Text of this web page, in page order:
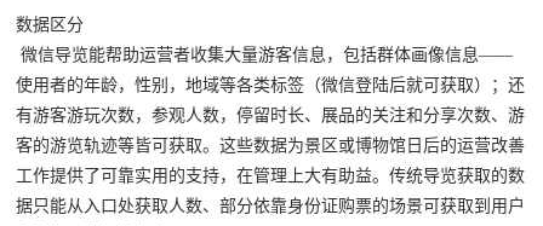
数据区分
微信导览能帮助运营者收集大量游客信息，包括群体画像信息——
使用者的年龄，性别，地域等各类标签（微信登陆后就可获取）；还
有游客游玩次数，参观人数，停留时长、展品的关注和分享次数、游
客的游览轨迹等皆可获取。这些数据为景区或博物馆日后的运营改善
工作提供了可靠实用的支持，在管理上大有助益。传统导览获取的数
据只能从入口处获取人数、部分依靠身份证购票的场景可获取到用户